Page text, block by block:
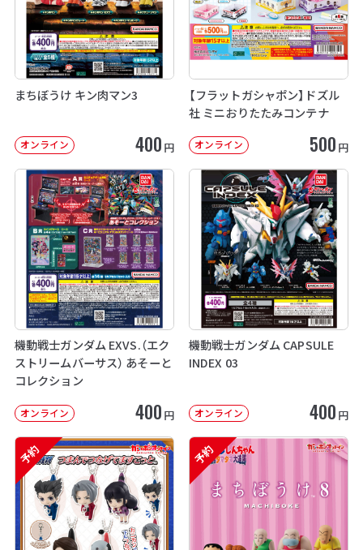
まちぼうけ キン肉マン3
オンライン 400 円
【フラットガシャポン】ドズル
社 ミニおりたたみコンテナ
オンライン 500 円
機動戦士ガンダム EXVS.（エク
ストリームバーサス） あそーと
コレクション
オンライン 400 円
機動戦士ガンダム CAPSULE
INDEX 03
オンライン 400 円
予約 予約